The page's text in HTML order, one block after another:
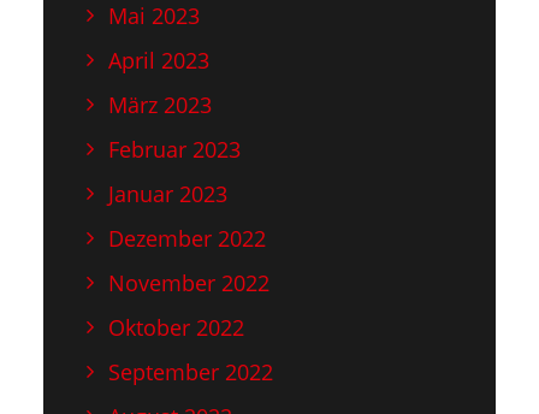
Mai 2023
April 2023
März 2023
Februar 2023
Januar 2023
Dezember 2022
November 2022
Oktober 2022
September 2022